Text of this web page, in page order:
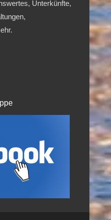
Unterkünfte,